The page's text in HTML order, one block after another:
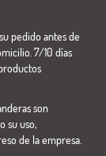
pedido antes de
7/10 días
son
su uso,
de la empresa.